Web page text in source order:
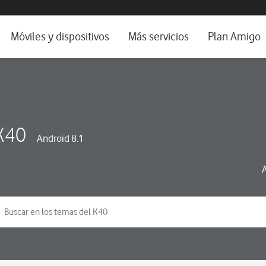
e idioma
Móviles y dispositivos Más servicios Plan Amigo
Android 8.1